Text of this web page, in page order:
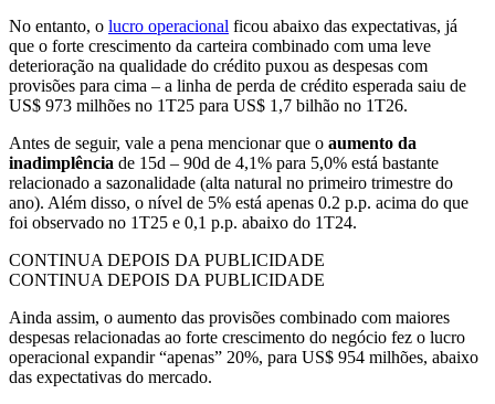
No entanto, o lucro operacional ficou abaixo das expectativas, já
que o forte crescimento da carteira combinado com uma leve
deterioração na qualidade do crédito puxou as despesas com
provisões para cima – a linha de perda de crédito esperada saiu de
US$ 973 milhões no 1T25 para US$ 1,7 bilhão no 1T26.
Antes de seguir, vale a pena mencionar que o aumento da
inadimplência de 15d – 90d de 4,1% para 5,0% está bastante
relacionado a sazonalidade (alta natural no primeiro trimestre do
ano). Além disso, o nível de 5% está apenas 0.2 p.p. acima do que
foi observado no 1T25 e 0,1 p.p. abaixo do 1T24.
CONTINUA DEPOIS DA PUBLICIDADE
CONTINUA DEPOIS DA PUBLICIDADE
Ainda assim, o aumento das provisões combinado com maiores
despesas relacionadas ao forte crescimento do negócio fez o lucro
operacional expandir “apenas” 20%, para US$ 954 milhões, abaixo
das expectativas do mercado.